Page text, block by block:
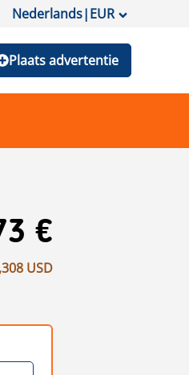
Nederlands|EUR
Plaats advertentie
€
USD